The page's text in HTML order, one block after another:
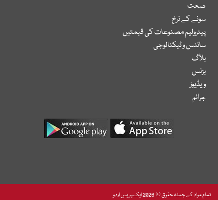
صحت
سونے کے نرخ
پیٹرولیم مصنوعات کی قیمتیں
سائنس و ٹیکنالوجی
بلاگ
بزنس
ویڈیوز
جرائم
تمام مواد کے جملہ حقوق © 2026 ایکسپریس اردو